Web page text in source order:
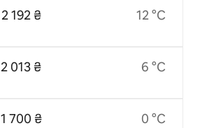
2 192 ₴
2 013 ₴
1 700 ₴
12 °C
6 °C
0 °C